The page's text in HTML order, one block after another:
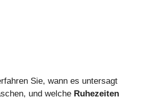
Sie, wann es untersagt
und welche Ruhezeiten